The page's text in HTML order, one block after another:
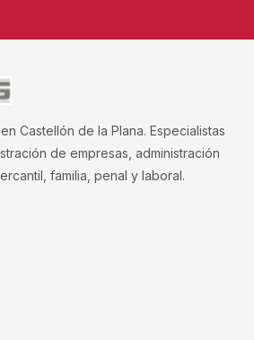
Castellón de la Plana. Especialistas
de empresas, administración
familia, penal y laboral.